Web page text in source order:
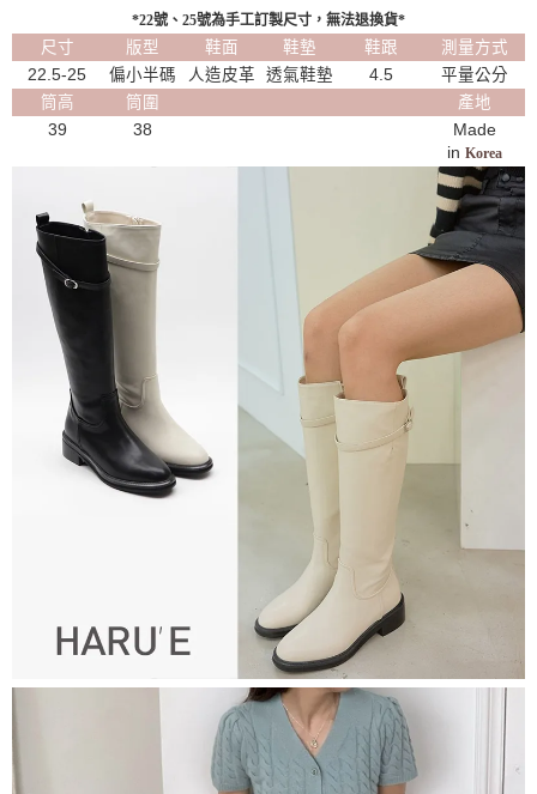
*22號、25號為手工訂製尺寸，無法退換貨*
尺寸 版型 鞋面 鞋墊 鞋跟
測量方式
22.5-25
偏小半碼 人造皮革 透氣鞋墊 4.5
平量公分
筒高
筒圍
產地
39
38
Made
in Korea